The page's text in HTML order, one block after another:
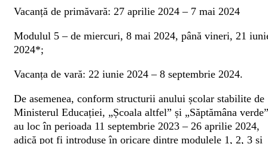
Vacanță de primăvară: 27 aprilie 2024 – 7 mai 2024
Modulul 5 – de miercuri, 8 mai 2024, până vineri, 21
2024*;
Vacanța de vară: 22 iunie 2024 – 8 septembrie 2024.
De asemenea, conform structurii anului școlar stabilite de
Ministerul Educației, „Școala altfel” și „Săptămâna verde”
au loc în perioada 11 septembrie 2023 – 26 aprilie 2024,
adică pot fi introduse în oricare dintre modulele 1, 2, 3 și